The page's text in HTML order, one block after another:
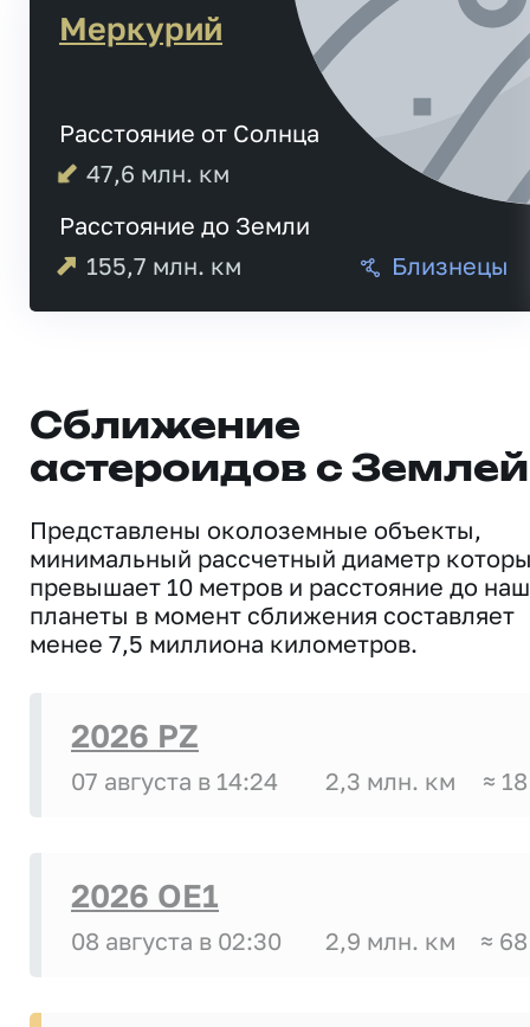
Меркурий
Расстояние от Солнца
47,6 млн. км
Расстояние до Земли
155,7 млн. км Близнецы
Сближение
астероидов с Землей
Представлены околоземные объекты,
минимальный рассчетный диаметр
превышает 10 метров и расстояние до
планеты в момент сближения составляет
менее 7,5 миллиона километров.
2026 PZ
07 августа в 14:24 2,3 млн. км ≈
2026 OE1
08 августа в 02:30 2,9 млн. км ≈